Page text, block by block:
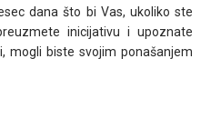
dana što bi Vas, ukoliko ste
inicijativu i upoznate
mogli biste svojim ponašanjem